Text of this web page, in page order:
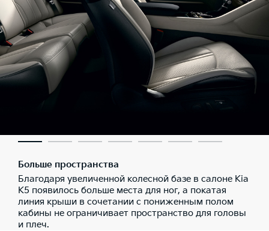
Больше пространства
Благодаря увеличенной колесной базе в салоне Kia
K5 появилось больше места для ног, а покатая
линия крыши в сочетании с пониженным полом
кабины не ограничивает пространство для головы
и плеч.